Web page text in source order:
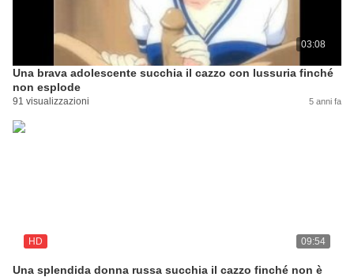
03:08
Una brava adolescente succhia il cazzo con lussuria finché
non esplode
91 visualizzazioni 5 anni fa
HD 09:54
Una splendida donna russa succhia il cazzo finché non è